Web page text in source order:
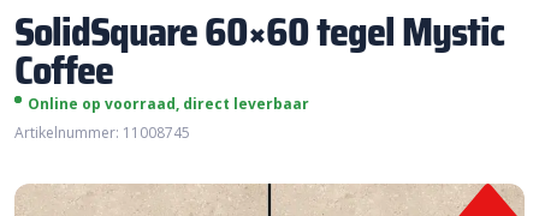
SolidSquare 60×60 tegel Mystic
Coffee
Online op voorraad, direct leverbaar
Artikelnummer: 11008745